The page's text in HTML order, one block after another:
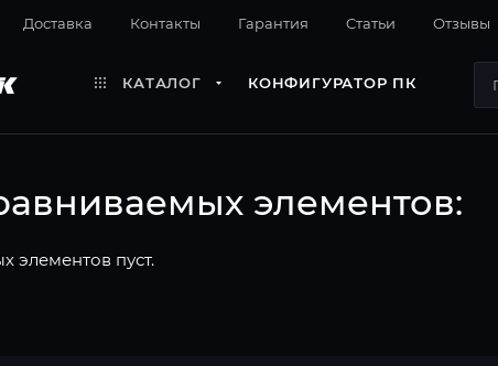
Доставка Контакты Гарантия Cтатьи Отзывы
КАТАЛОГ КОНФИГУРАТОР ПК
элементов:
элементов пуст.